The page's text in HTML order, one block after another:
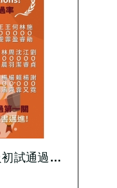
2025 全民英檢初級初試通過榜單